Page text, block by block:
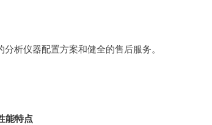
析仪器配置方案和健全的售后服务。
能特点